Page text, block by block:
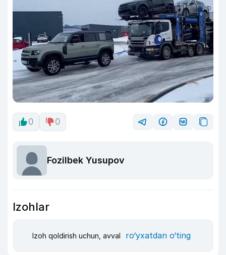
0 0
Fozilbek Yusupov
Izohlar
Izoh qoldirish uchun, avval ro‘yxatdan o‘ting